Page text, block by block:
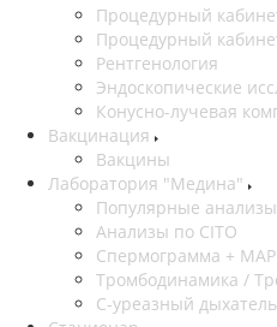
Процедурный
Процедурный
Рентгенология
Эндоскопические
Конусно-лучевая
Вакцинация
Вакцины
Лаборатория "Медина"
Популярные анализы
Анализы по CITO
Спермограмма + МАР
Тромбодинамика /
С-уреазный